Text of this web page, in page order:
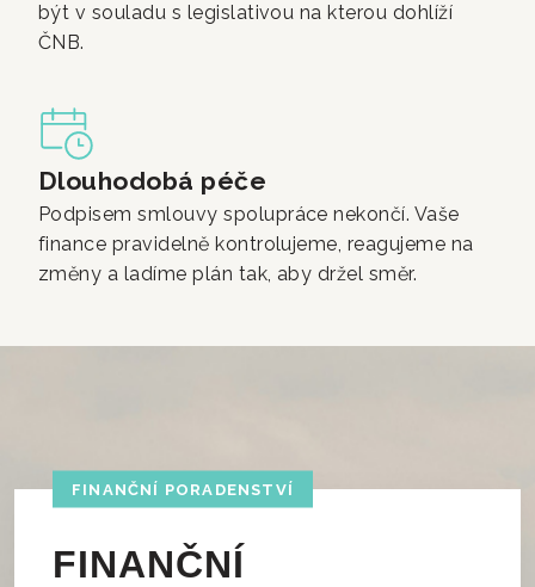
být v souladu s legislativou na kterou dohlíží
ČNB.
Dlouhodobá péče
Podpisem smlouvy spolupráce nekončí. Vaše
finance pravidelně kontrolujeme, reagujeme na
změny a ladíme plán tak, aby držel směr.
FINANČNÍ PORADENSTVÍ
FINANČNÍ